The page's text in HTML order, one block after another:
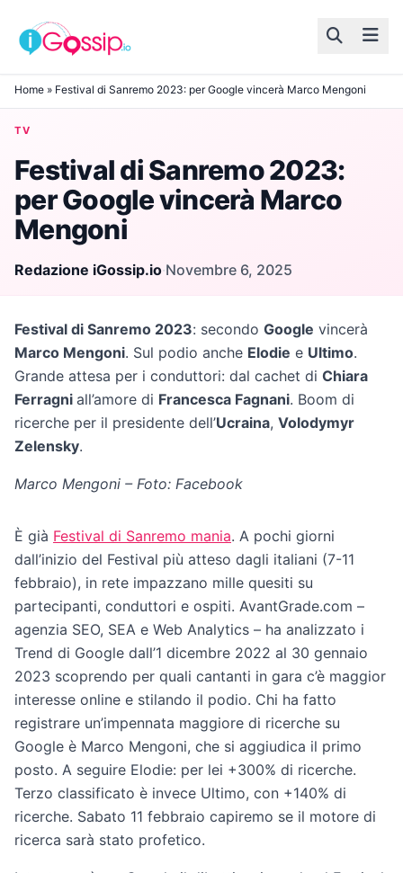
Skip to content
Home » Festival di Sanremo 2023: per Google vincerà Marco Mengoni
TV
Festival di Sanremo 2023:
per Google vincerà Marco
Mengoni
Redazione iGossip.io·Novembre 6, 2025
Festival di Sanremo 2023: secondo Google vincerà
Marco Mengoni. Sul podio anche Elodie e Ultimo.
Grande attesa per i conduttori: dal cachet di Chiara
Ferragni all’amore di Francesca Fagnani. Boom di
ricerche per il presidente dell’Ucraina, Volodymyr
Zelensky.
Marco Mengoni – Foto: Facebook
È già Festival di Sanremo mania. A pochi giorni
dall’inizio del Festival più atteso dagli italiani (7-11
febbraio), in rete impazzano mille quesiti su
partecipanti, conduttori e ospiti. AvantGrade.com –
agenzia SEO, SEA e Web Analytics – ha analizzato i
Trend di Google dall’1 dicembre 2022 al 30 gennaio
2023 scoprendo per quali cantanti in gara c’è maggior
interesse online e stilando il podio. Chi ha fatto
registrare un’impennata maggiore di ricerche su
Google è Marco Mengoni, che si aggiudica il primo
posto. A seguire Elodie: per lei +300% di ricerche.
Terzo classificato è invece Ultimo, con +140% di
ricerche. Sabato 11 febbraio capiremo se il motore di
ricerca sarà stato profetico.